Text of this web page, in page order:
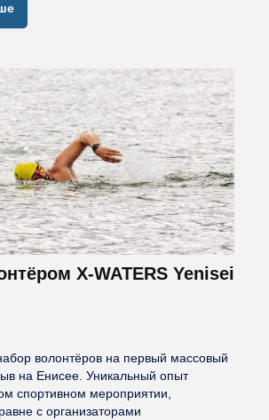
X-WATERS Yenisei
волонтёров на первый массовый
на Енисее. Уникальный опыт
спортивном мероприятии,
с организаторами